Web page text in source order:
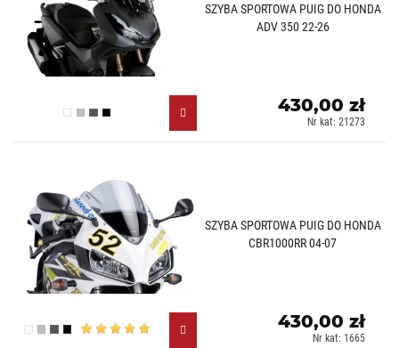
SZYBA SPORTOWA PUIG DO HONDA
ADV 350 22-26
Przezroczysty (W)
Lekko przyciemniany (H)
Mocno przyciemniany (F)
Czarny (N)
430,00 zł
Nr kat: 21273
SZYBA SPORTOWA PUIG DO HONDA
CBR1000RR 04-07
Przezroczysty (W)
Lekko przyciemniany (H)
Mocno przyciemniany (F)
Czarny (N)
430,00 zł
Nr kat: 1665